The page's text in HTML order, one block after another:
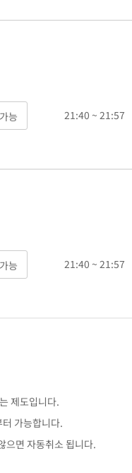
21:40 ~ 21:57
21:40 ~ 21:57
제도입니다.
가능합니다.
으면 자동취소 됩니다.